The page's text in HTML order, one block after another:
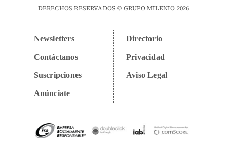
DERECHOS RESERVADOS © GRUPO MILENIO 2026
Newsletters
Contáctanos
Suscripciones
Anúnciate
Directorio
Privacidad
Aviso Legal